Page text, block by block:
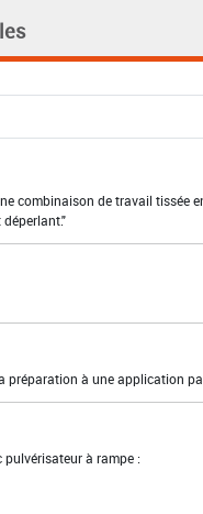
combinaison de travail tissée
préparation à une application
à rampe :